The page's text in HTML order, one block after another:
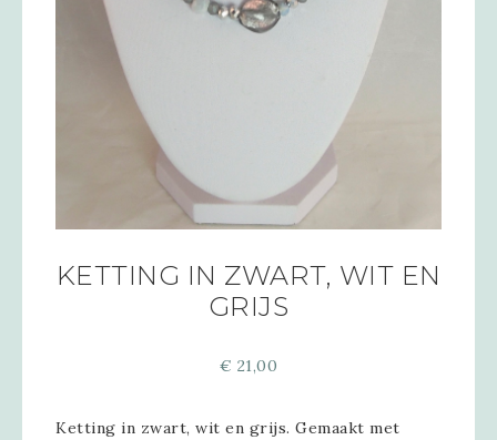
KETTING IN ZWART, WIT EN
GRIJS
€ 21,00
Ketting in zwart, wit en grijs. Gemaakt met